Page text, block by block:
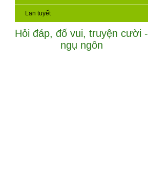
Lan tuyết
Hỏi đáp, đố vui, truyện cười -
ngụ ngôn